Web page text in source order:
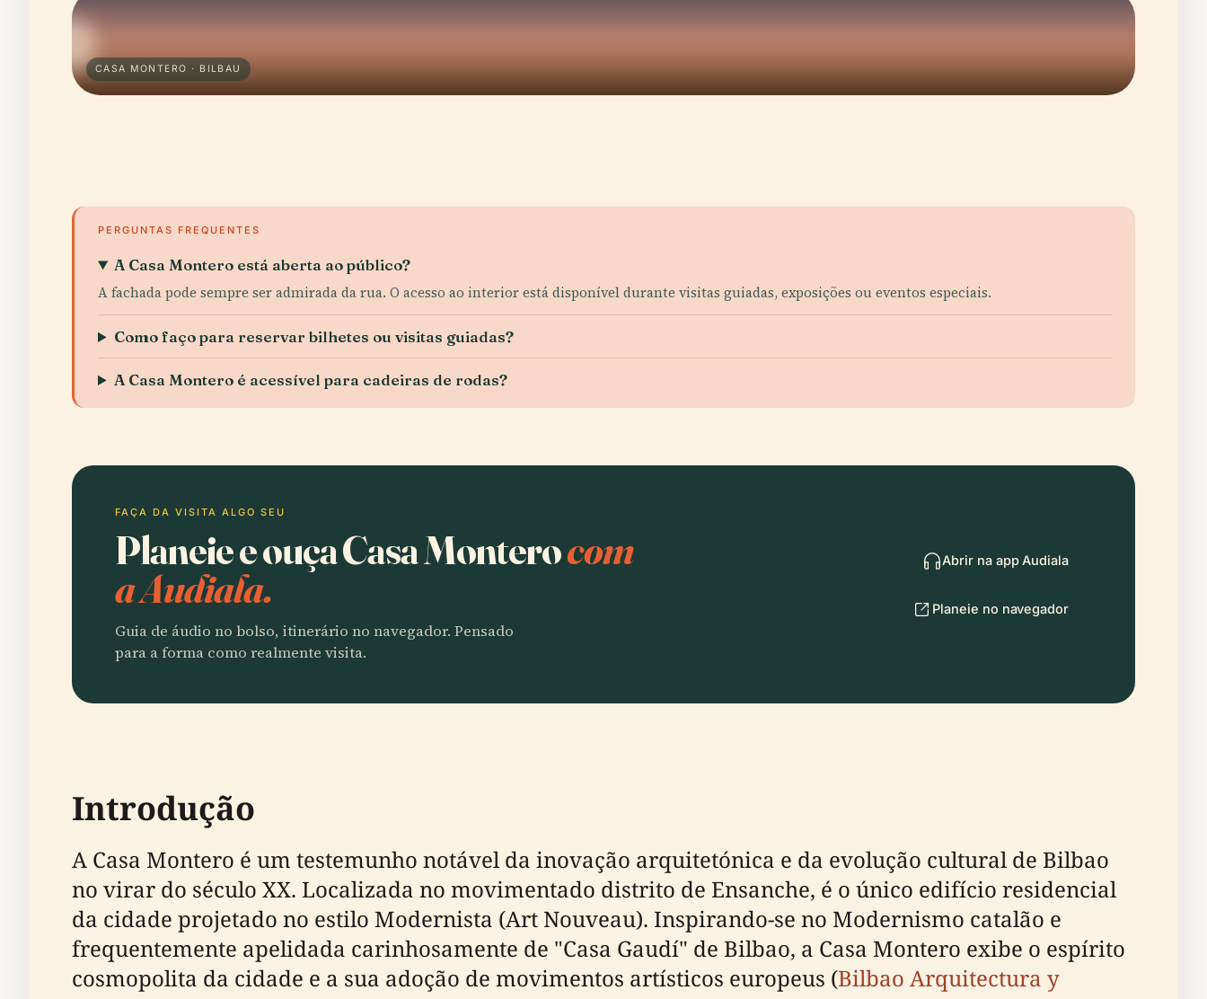
CASA MONTERO · BILBAU
PERGUNTAS FREQUENTES
A Casa Montero está aberta ao público?
A fachada pode sempre ser admirada da rua. O acesso ao interior está disponível durante visitas guiadas, exposições ou eventos especiais.
Como faço para reservar bilhetes ou visitas guiadas?
A Casa Montero é acessível para cadeiras de rodas?
FAÇA DA VISITA ALGO SEU
Planeie e ouça Casa Monterocom
a Audiala.
Guia de áudio no bolso, itinerário no navegador. Pensado
para a forma como realmente visita.
Abrir na app Audiala
Planeie no navegador
Introdução
A Casa Montero é um testemunho notável da inovação arquitetónica e da evolução cultural de Bilbao
no virar do século XX. Localizada no movimentado distrito de Ensanche, é o único edifício residencial
da cidade projetado no estilo Modernista (Art Nouveau). Inspirando-se no Modernismo catalão e
frequentemente apelidada carinhosamente de "Casa Gaudí" de Bilbao, a Casa Montero exibe o espírito
cosmopolita da cidade e a sua adoção de movimentos artísticos europeus (Bilbao Arquitectura y